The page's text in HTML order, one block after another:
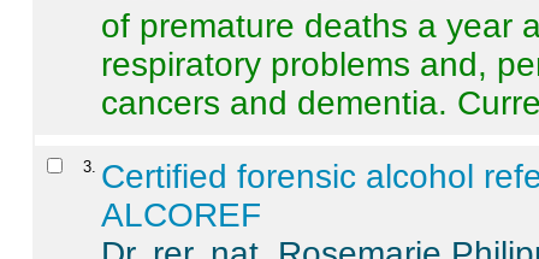
of premature deaths a year
respiratory problems and,
cancers and dementia.
3 Certified forensic alcohol
ALCOREF